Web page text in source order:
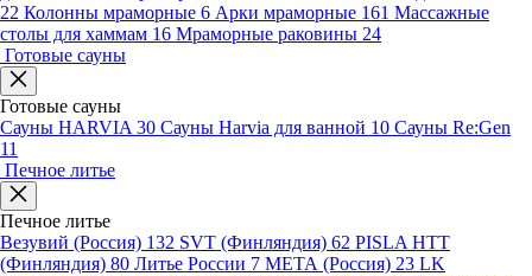
22 Колонны мраморные 6 Арки мраморные 161 Массажные
столы для хаммам 16 Мраморные раковины 24
Готовые сауны
Готовые сауны
Сауны HARVIA 30 Сауны Harvia для ванной 10 Сауны Re:Gen
11
Печное литье
Печное литье
Везувий (Россия) 132 SVT (Финляндия) 62 PISLA HTT
(Финляндия) 80 Литье России 7 МЕТА (Россия) 23 LK